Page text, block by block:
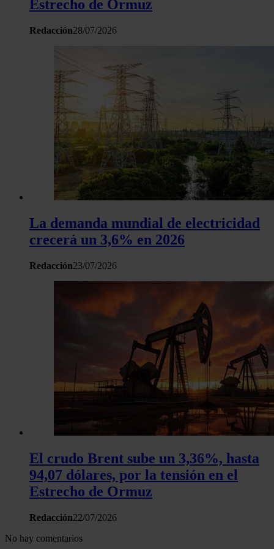
haya proporcionado o que hayan recopilado a partir del uso
hecho de sus servicios.
Estrecho de Ormuz
Redacción28/07/2026
La demanda mundial de electricidad
crecerá un 3,6% en 2026
Redacción23/07/2026
El crudo Brent sube un 3,36%, hasta
94,07 dólares, por la tensión en el
Estrecho de Ormuz
Redacción22/07/2026
No hay comentarios